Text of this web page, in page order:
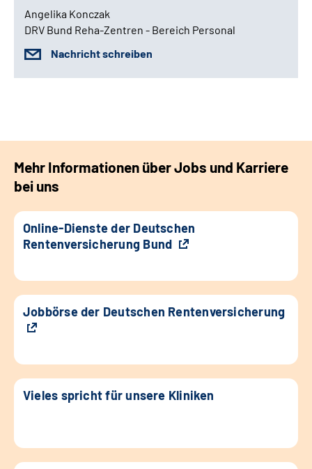
Angelika Konczak
DRV Bund Reha-Zentren - Bereich Personal
Nachricht schreiben
Mehr Informationen über Jobs und Karriere
bei uns
Online-Dienste der Deutschen
Rentenversicherung Bund
Jobbörse der Deutschen Rentenversicherung
Vieles spricht für unsere Kliniken